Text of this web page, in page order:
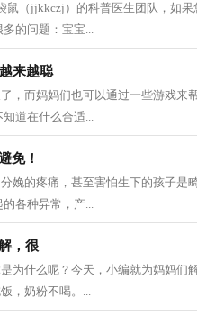
鼠（jjkkczj）的科普医生团队，如
的问题：宝宝...
来越聪
，而妈妈们也可以通过一些游戏来
道在什么合适...
免！
娩的疼痛，甚至害怕生下的孩子是
各种异常，产...
，很
为什么呢？今天，小编就为妈妈们
，奶粉不喝。...